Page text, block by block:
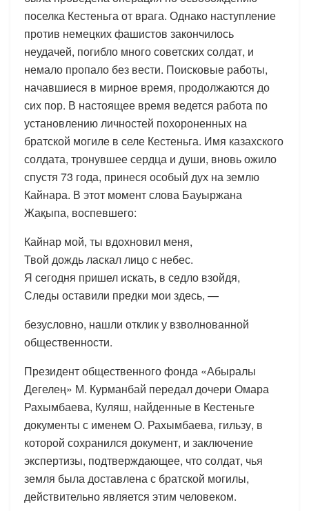
поселка Кестеньга от врага. Однако наступление
против немецких фашистов закончилось
неудачей, погибло много советских солдат, и
немало пропало без вести. Поисковые работы,
начавшиеся в мирное время, продолжаются до
сих пор. В настоящее время ведется работа по
установлению личностей похороненных на
братской могиле в селе Кестеньга. Имя казахского
солдата, тронувшее сердца и души, вновь ожило
спустя 73 года, принеся особый дух на землю
Кайнара. В этот момент слова Бауыржана
Жақыпа, воспевшего:
Кайнар мой, ты вдохновил меня,
Твой дождь ласкал лицо с небес.
Я сегодня пришел искать, в седло взойдя,
Следы оставили предки мои здесь, —
безусловно, нашли отклик у взволнованной
общественности.
Президент общественного фонда «Абыралы
Дегелең» М. Курманбай передал дочери Омара
Рахымбаева, Куляш, найденные в Кестеньге
документы с именем О. Рахымбаева, гильзу, в
которой сохранился документ, и заключение
экспертизы, подтверждающее, что солдат, чья
земля была доставлена с братской могилы,
действительно является этим человеком.